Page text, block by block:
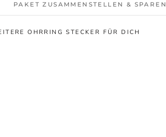
PAKET ZUSAMMENSTELLEN & SPAREN
OHRRING STECKER FÜR DICH